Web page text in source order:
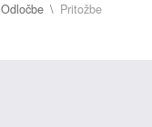
Odločbe Pritožbe